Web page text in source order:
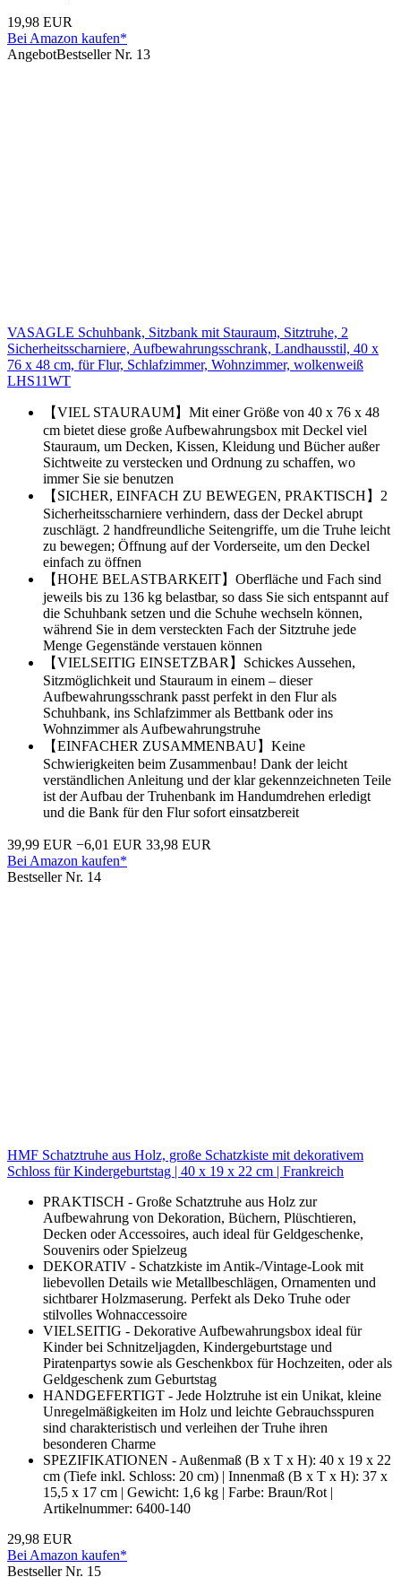
19,98 EUR
Bei Amazon kaufen*
AngebotBestseller Nr. 13
VASAGLE Schuhbank, Sitzbank mit Stauraum, Sitztruhe, 2
Sicherheitsscharniere, Aufbewahrungsschrank, Landhausstil, 40 x
76 x 48 cm, für Flur, Schlafzimmer, Wohnzimmer, wolkenweiß
LHS11WT
【VIEL STAURAUM】Mit einer Größe von 40 x 76 x 48
cm bietet diese große Aufbewahrungsbox mit Deckel viel
Stauraum, um Decken, Kissen, Kleidung und Bücher außer
Sichtweite zu verstecken und Ordnung zu schaffen, wo
immer Sie sie benutzen
【SICHER, EINFACH ZU BEWEGEN, PRAKTISCH】2
Sicherheitsscharniere verhindern, dass der Deckel abrupt
zuschlägt. 2 handfreundliche Seitengriffe, um die Truhe leicht
zu bewegen; Öffnung auf der Vorderseite, um den Deckel
einfach zu öffnen
【HOHE BELASTBARKEIT】Oberfläche und Fach sind
jeweils bis zu 136 kg belastbar, so dass Sie sich entspannt auf
die Schuhbank setzen und die Schuhe wechseln können,
während Sie in dem versteckten Fach der Sitztruhe jede
Menge Gegenstände verstauen können
【VIELSEITIG EINSETZBAR】Schickes Aussehen,
Sitzmöglichkeit und Stauraum in einem – dieser
Aufbewahrungsschrank passt perfekt in den Flur als
Schuhbank, ins Schlafzimmer als Bettbank oder ins
Wohnzimmer als Aufbewahrungstruhe
【EINFACHER ZUSAMMENBAU】Keine
Schwierigkeiten beim Zusammenbau! Dank der leicht
verständlichen Anleitung und der klar gekennzeichneten Teile
ist der Aufbau der Truhenbank im Handumdrehen erledigt
und die Bank für den Flur sofort einsatzbereit
39,99 EUR −6,01 EUR 33,98 EUR
Bei Amazon kaufen*
Bestseller Nr. 14
HMF Schatztruhe aus Holz, große Schatzkiste mit dekorativem
Schloss für Kindergeburtstag | 40 x 19 x 22 cm | Frankreich
PRAKTISCH - Große Schatztruhe aus Holz zur
Aufbewahrung von Dekoration, Büchern, Plüschtieren,
Decken oder Accessoires, auch ideal für Geldgeschenke,
Souvenirs oder Spielzeug
DEKORATIV - Schatzkiste im Antik-/Vintage-Look mit
liebevollen Details wie Metallbeschlägen, Ornamenten und
sichtbarer Holzmaserung. Perfekt als Deko Truhe oder
stilvolles Wohnaccessoire
VIELSEITIG - Dekorative Aufbewahrungsbox ideal für
Kinder bei Schnitzeljagden, Kindergeburtstage und
Piratenpartys sowie als Geschenkbox für Hochzeiten, oder als
Geldgeschenk zum Geburtstag
HANDGEFERTIGT - Jede Holztruhe ist ein Unikat, kleine
Unregelmäßigkeiten im Holz und leichte Gebrauchsspuren
sind charakteristisch und verleihen der Truhe ihren
besonderen Charme
SPEZIFIKATIONEN - Außenmaß (B x T x H): 40 x 19 x 22
cm (Tiefe inkl. Schloss: 20 cm) | Innenmaß (B x T x H): 37 x
15,5 x 17 cm | Gewicht: 1,6 kg | Farbe: Braun/Rot |
Artikelnummer: 6400-140
29,98 EUR
Bei Amazon kaufen*
Bestseller Nr. 15